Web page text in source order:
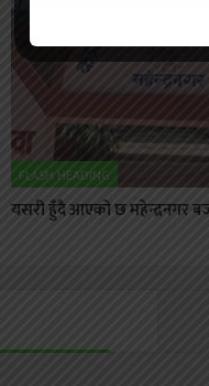
FLASH HEADING
यसरी हुँदै आएको छ महेन्द्रनगर